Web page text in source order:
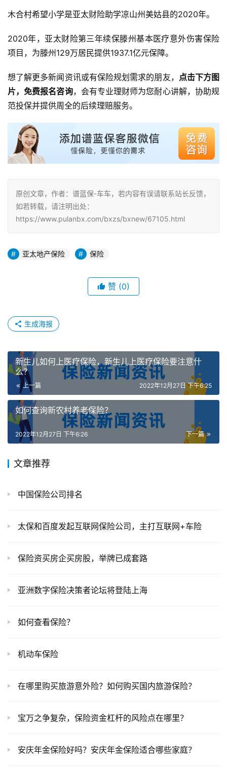
木合村希望小学是亚太财险助学凉山州美姑县的2020年。
2020年，亚太财险第三年续保滕州基本医疗意外伤害保险
项目，为滕州129万居民提供1937.1亿元保障。
想了解更多新闻资讯或有保险规划需求的朋友， 点击下方图
片，免费报名咨询，会有专业理财师为您耐心讲解，协助规
范投保并提供周全的后续理赔服务。
原创文章，作者：谱蓝保-车车，若内容有误请联系站长反馈，
如若转载，请注明出处：
https://www.pulanbx.com/bxzs/bxnew/67105.html
亚太地产保险 保险
赞 (0)
生成海报
新生儿如何上医疗保险，新生儿上医疗保险要注意什
么？
上一篇 2022年12月27日 下午6:25
如何查询新农村养老保险？
下一篇
2022年12月27日 下午6:26
文章推荐
中国保险公司排名
太保和百度发起互联网保险公司，主打互联网+车险
保险资买房企买房股，举牌已成套路
亚洲数字保险决策者论坛将登陆上海
如何查看保险？
机动车保险
在哪里购买旅游意外险？如何购买国内旅游保险？
宝万之争复杂，保险资金杠杆的风险点在哪里？
安庆年金保险好吗？安庆年金保险适合哪些家庭？